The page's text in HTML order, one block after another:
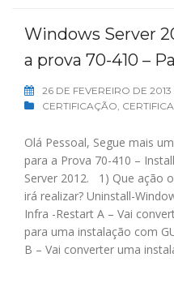
Windows Server
a prova 70-410 –
26 DE FEVEREIRO DE 2013
CERTIFICAÇÃO,
Olá Pessoal, Segue mais
para a Prova 70-410 –
Server 2012. 1) Que ação
irá realizar? Uninstall-
Infra -Restart A – Vai
para uma instalação com
B – Vai converter uma